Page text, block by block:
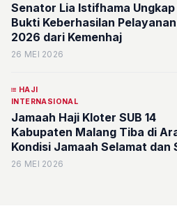
Senator Lia Istifhama Ungkap
Bukti Keberhasilan
2026 dari Kemenhaj
26 MEI 2026
HAJI
INTERNASIONAL
Jamaah Haji Kloter SUB 14
Kabupaten Malang Tiba di
Kondisi Jamaah Selamat dan
Wukuf
26 MEI 2026